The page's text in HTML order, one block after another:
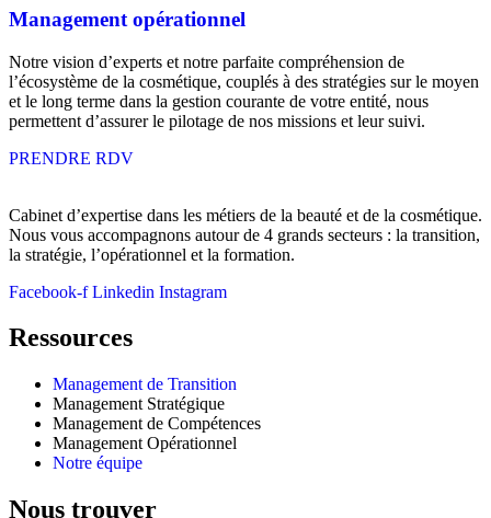
Management opérationnel
Notre vision d’experts et notre parfaite compréhension de
l’écosystème de la cosmétique, couplés à des stratégies sur le moyen
et le long terme dans la gestion courante de votre entité, nous
permettent d’assurer le pilotage de nos missions et leur suivi.
PRENDRE RDV
Cabinet d’expertise dans les métiers de la beauté et de la cosmétique.
Nous vous accompagnons autour de 4 grands secteurs : la transition,
la stratégie, l’opérationnel et la formation.
Facebook-f Linkedin Instagram
Ressources
Management de Transition
Management Stratégique
Management de Compétences
Management Opérationnel
Notre équipe
Nous trouver